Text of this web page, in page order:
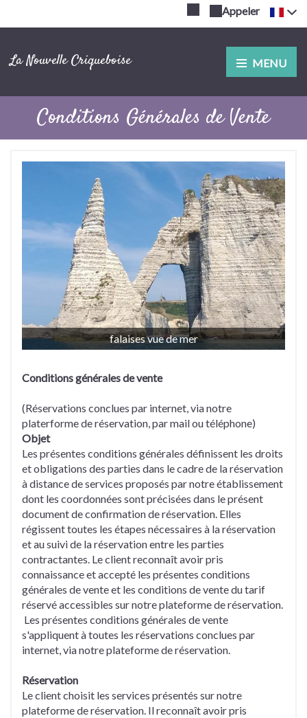
Appeler
La Nouvelle Criqueboise MENU
Conditions Générales de Vente
falaises vue de mer
Conditions générales de vente
(Réservations conclues par internet, via notre
platerforme de réservation, par mail ou téléphone)
Objet
Les présentes conditions générales définissent les droits
et obligations des parties dans le cadre de la réservation
à distance de services proposés par notre établissement
dont les coordonnées sont précisées dans le présent
document de confirmation de réservation. Elles
régissent toutes les étapes nécessaires à la réservation
et au suivi de la réservation entre les parties
contractantes. Le client reconnaît avoir pris
connaissance et accepté les présentes conditions
générales de vente et les conditions de vente du tarif
réservé accessibles sur notre plateforme de réservation.
Les présentes conditions générales de vente
s'appliquent à toutes les réservations conclues par
internet, via notre plateforme de réservation.
Réservation
Le client choisit les services présentés sur notre
plateforme de réservation. Il reconnaît avoir pris